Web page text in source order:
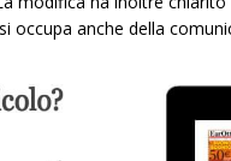
occupa anche della